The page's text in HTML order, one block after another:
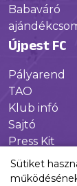
Babaváró
Újpest FC
Pályarend
TAO
Klub infó
Sajtó
Press Kit
Újpest FC
Digitális
Sütiket